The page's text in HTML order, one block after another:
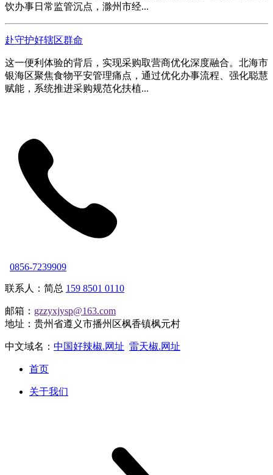
饮办事日常监管沉点，滁州市经...
赴守护好辖区群命
这一便利体验的背后，实现采购取营商优化深度融合。北海市
银海区聚焦食物平安管理痛点，通过优化办事流程、强化聪慧
赋能，系统推进采购规范化扶植...
0856-7239909
联系人：简总 159 8501 0110
邮箱： gzzyxjysp@163.com
地址：贵州省遵义市播州区枫香镇枫元村
中文域名： 中国好辣椒.网址 雷天椒.网址
首页
关于我们